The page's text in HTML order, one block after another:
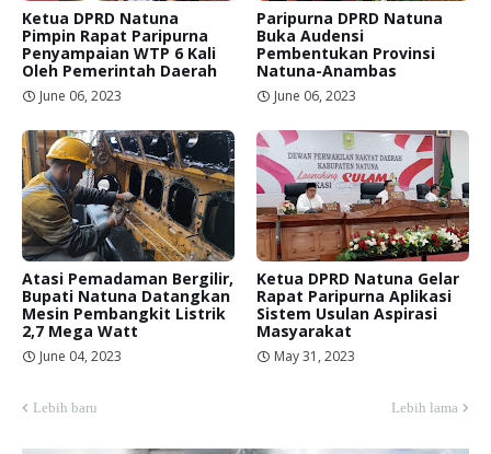
Ketua DPRD Natuna
Pimpin Rapat Paripurna
Penyampaian WTP 6 Kali
Oleh Pemerintah Daerah
June 06, 2023
Paripurna DPRD Natuna
Buka Audensi
Pembentukan Provinsi
Natuna-Anambas
June 06, 2023
Atasi Pemadaman Bergilir,
Bupati Natuna Datangkan
Mesin Pembangkit Listrik
2,7 Mega Watt
June 04, 2023
Ketua DPRD Natuna Gelar
Rapat Paripurna Aplikasi
Sistem Usulan Aspirasi
Masyarakat
May 31, 2023
Lebih baru Lebih lama